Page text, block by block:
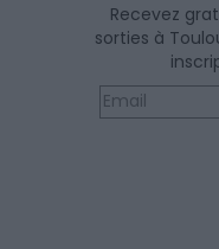
Recevez
sorties à